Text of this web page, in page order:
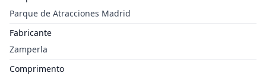
Parque de Atracciones Madrid
Fabricante
Zamperla
Comprimento